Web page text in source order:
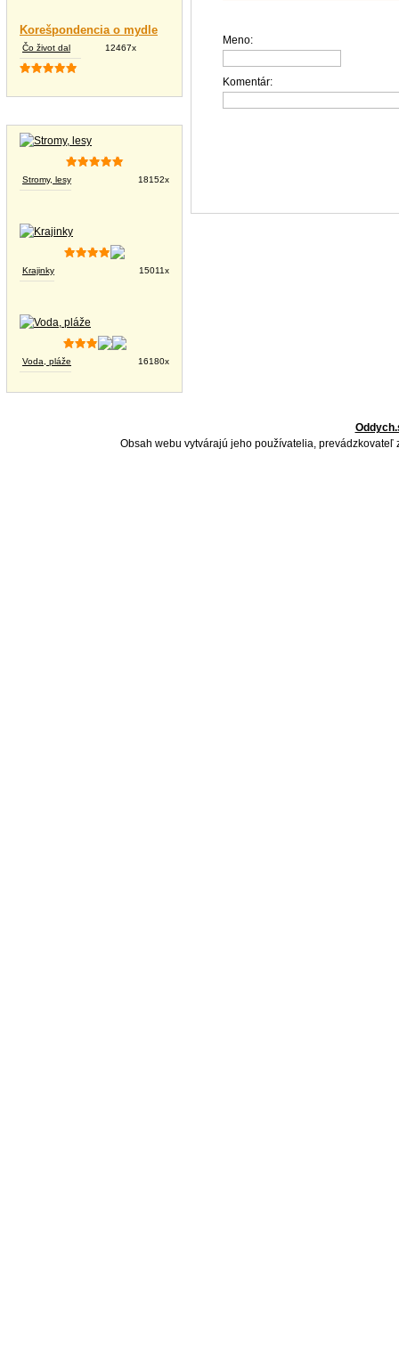
Korešpondencia o mydle
Čo život dal 12467x
Stromy, lesy 18152x
Krajinky 15011x
Voda, pláže 16180x
Meno:
Komentár:
Obsah webu vytvárajú jeho používatelia,